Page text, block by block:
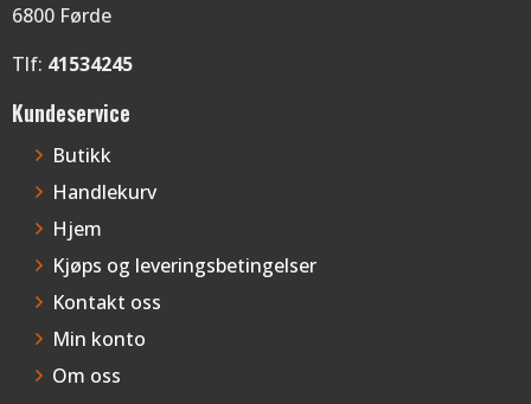
6800 Førde
Tlf: 41534245
Kundeservice
Butikk
Handlekurv
Hjem
Kjøps og leveringsbetingelser
Kontakt oss
Min konto
Om oss